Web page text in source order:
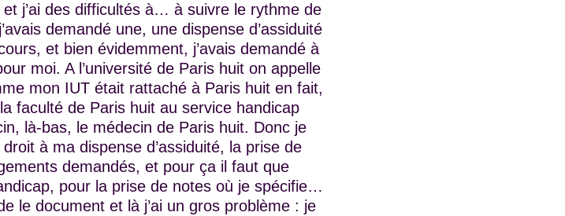
j’ai des difficultés à… à suivre le rythme de
demandé une, une dispense d’assiduité
et bien évidemment, j’avais demandé à
moi. A l’université de Paris huit on appelle
mon IUT était rattaché à Paris huit en fait,
faculté de Paris huit au service handicap
là-bas, le médecin de Paris huit. Donc je
à ma dispense d’assiduité, la prise de
demandés, et pour ça il faut que
pour la prise de notes où je spécifie…
le document et là j’ai un gros problème : je